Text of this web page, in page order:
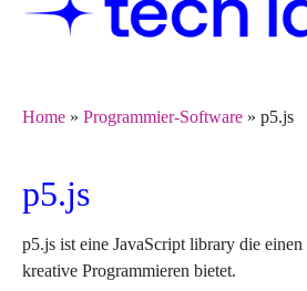
Springe
Home » Programmier-Software » p5.js
p5.js
p5.js ist eine JavaScript library die
kreative Programmieren bietet.